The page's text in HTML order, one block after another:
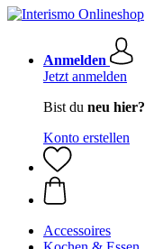
Anmelden
Jetzt anmelden
Bist du neu hier?
Konto erstellen
Accessoires